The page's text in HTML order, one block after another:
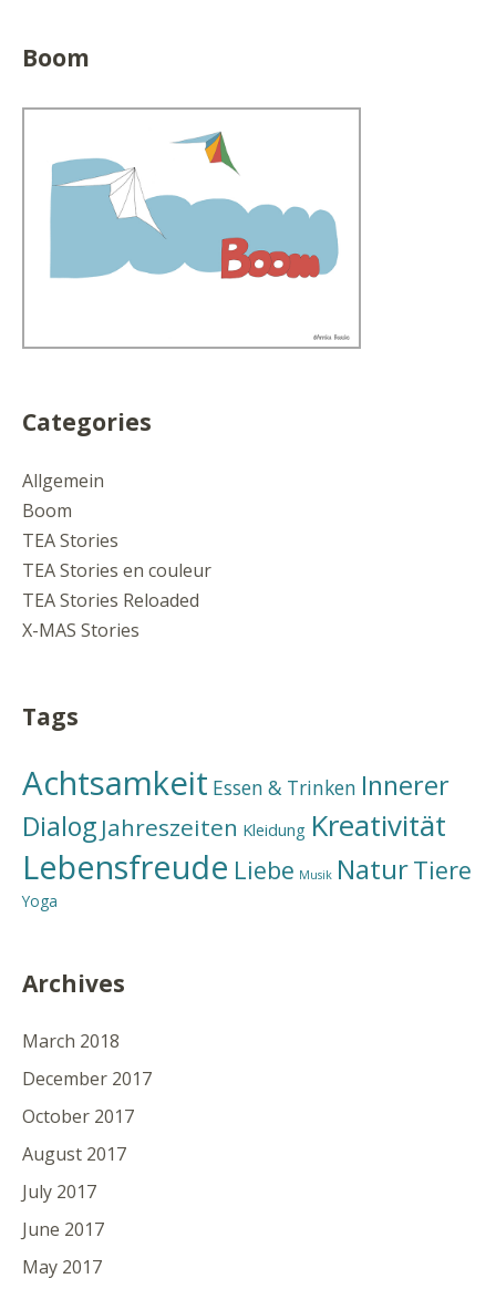
Boom
Categories
Allgemein
Boom
TEA Stories
TEA Stories en couleur
TEA Stories Reloaded
X-MAS Stories
Tags
Achtsamkeit Essen & Trinken Innerer
Dialog Jahreszeiten Kleidung Kreativität
Lebensfreude Liebe Musik NaturTiere
Yoga
Archives
March 2018
December 2017
October 2017
August 2017
July 2017
June 2017
May 2017